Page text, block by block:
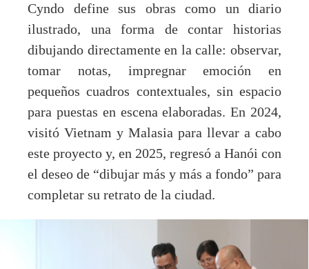
Cyndo define sus obras como un diario
ilustrado, una forma de contar historias
dibujando directamente en la calle: observar,
tomar notas, impregnar emoción en
pequeños cuadros contextuales, sin espacio
para puestas en escena elaboradas. En 2024,
visitó Vietnam y Malasia para llevar a cabo
este proyecto y, en 2025, regresó a Hanói con
el deseo de “dibujar más y más a fondo” para
completar su retrato de la ciudad.